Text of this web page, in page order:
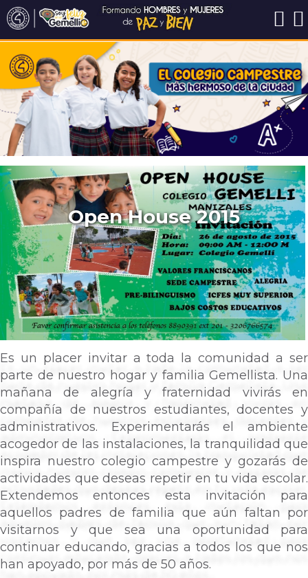
Open House 2015
Es un placer invitar a toda la comunidad a ser
parte de nuestro hogar y familia Gemellista. Una
mañana de alegría y fraternidad vivirás en
compañía de nuestros estudiantes, docentes y
administrativos. Experimentarás el ambiente
acogedor de las instalaciones, la tranquilidad que
inspira nuestro colegio campestre y gozarás de
actividades que deseas repetir en tu vida escolar.
Extendemos entonces esta invitación para
aquellos padres de familia que aún faltan por
visitarnos y que sea una oportunidad para
continuar educando, gracias a todos los que nos
han apoyado, por más de 50 años.